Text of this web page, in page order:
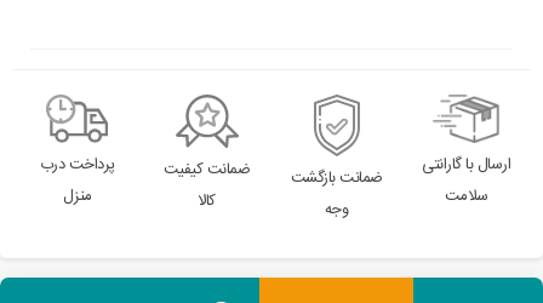
ارسال با گارانتی
سلامت
ضمانت بازگشت
وجه
ضمانت کیفیت
کالا
پرداخت درب
منزل